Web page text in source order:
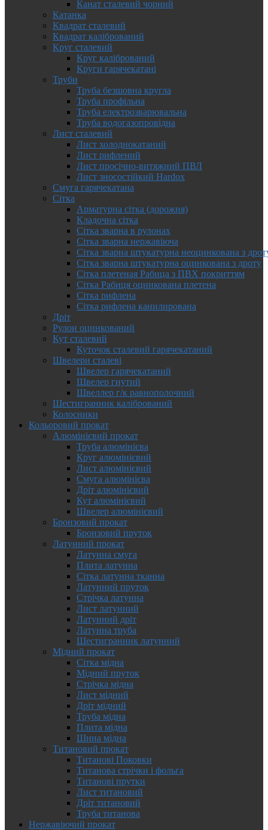
Канат сталевий чорний
Катанка
Квадрат сталевий
Квадрат калібрований
Круг сталевий
Круг калібрований
Круги гарячекатані
Труби
Труба безшовна кругла
Труба профільна
Труба електрозварювальна
Труба водогазопровідна
Лист сталевий
Лист холоднокатаний
Лист рифлений
Лист просічно-витяжний ПВЛ
Лист зносостійкий Hardox
Смуга гарячекатана
Сітка
Арматурна сітка (дорожня)
Кладочна сітка
Сітка зварна в рулонах
Сітка зварна нержавіюча
Сітка зварна штукатурна неоцинкована з
Сітка зварна штукатурна оцинкована з дроту
Сітка плетеная Рабица з ПВХ покриттям
Сітка Рабиця оцинкована плетена
Сітка рифлена
Сітка рифлена канилирована
Дріт
Рулон оцинкований
Кут сталевий
Куточок сталевий гарячекатаний
Швелери сталеві
Швелер гарячекатаний
Швелер гнутий
Швеллер г/к равнополочний
Шестигранник калібрований
Колосники
Кольоровий прокат
Алюмінієвий прокат
Труба алюмінієва
Круг алюмінієвий
Лист алюмінієвий
Смуга алюмінієва
Дріт алюмінієвий
Кут алюмінієвий
Швелер алюмінієвий
Бронзовий прокат
Бронзовий пруток
Латунний прокат
Латунна смуга
Плита латунна
Сітка латунна тканна
Латунний пруток
Стрічка латунна
Лист латунний
Латунний дріт
Латунна труба
Шестигранник латунний
Мідний прокат
Сітка мідна
Мідний пруток
Стрічка мідна
Лист мідний
Дріт мідний
Труба мідна
Плита мідна
Шина мідна
Титановий прокат
Титанові Поковки
Титанова стрічки і фольга
Титанові прутки
Лист титановий
Дріт титановий
Труба титанова
Нержавіючий прокат